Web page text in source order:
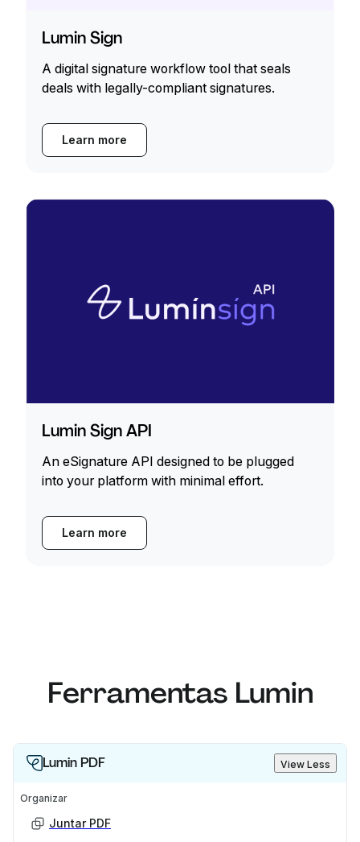
Lumin Sign
A digital signature workflow tool that seals
deals with legally-compliant signatures.
Learn more
Lumin Sign API
An eSignature API designed to be plugged
into your platform with minimal effort.
Learn more
Ferramentas Lumin
Lumin PDF View Less
Organizar
Juntar PDF